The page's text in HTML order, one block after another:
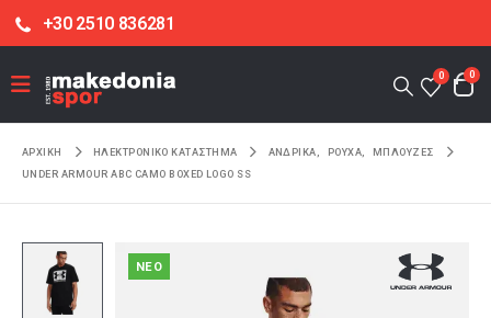
+30 2510 836281
0 0
ΑΡΧΙΚΉ ΗΛΕΚΤΡΟΝΙΚΌ ΚΑΤΆΣΤΗΜΑ ΑΝΔΡΙΚΑ ΡΟΥΧΑ
ΜΠΛΟΥΖΕΣ
UNDER ARMOUR ABC CAMO BOXED LOGO SS
NEO